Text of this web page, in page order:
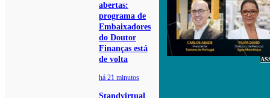
abertas:
programa de
Embaixadores
do Doutor
Finanças está
de volta
há 21 minutos
Standvirtual